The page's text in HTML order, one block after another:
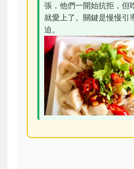
張，他們一開始抗拒，但
就愛上了。關鍵是慢慢引
迫。